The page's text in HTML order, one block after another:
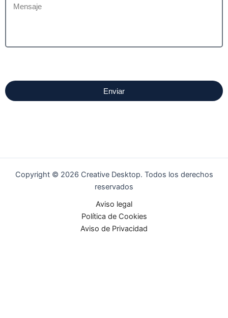
Message
Enviar
Copyright © 2026 Creative Desktop. Todos los derechos
reservados
Aviso legal
Política de Cookies
Aviso de Privacidad